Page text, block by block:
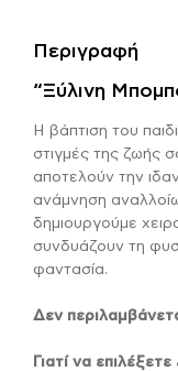
Περιγραφή
“Ξύλινη
Η βάπτιση του
στιγμές της ζωής
αποτελούν την
ανάμνηση
δημιουργούμε
συνδυάζουν τη
φαντασία.
Δεν
Γιατί να